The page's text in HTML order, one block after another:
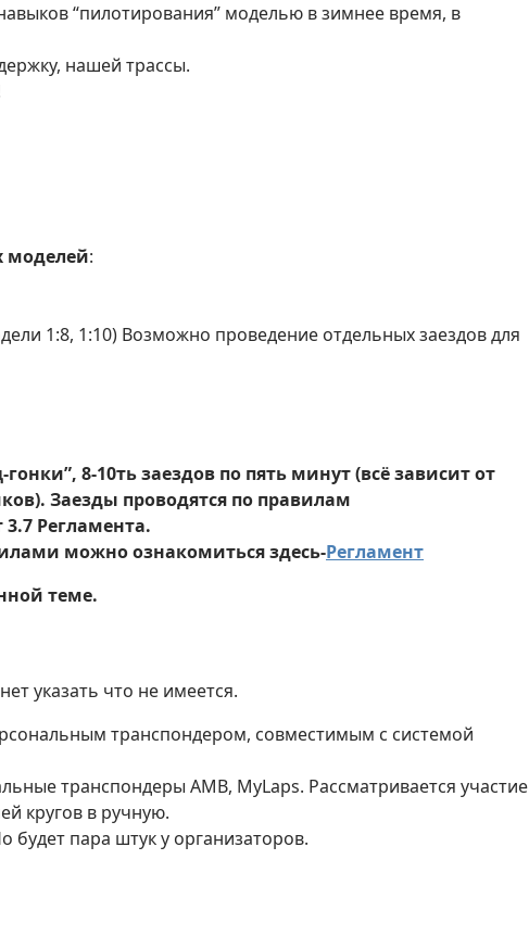
“пилотирования” моделью в зимнее время, в
нашей трассы.
моделей:
1:8, 1:10) Возможно проведение отдельных заездов для
8-10ть заездов по пять минут (всё зависит от
Заезды проводятся по правилам
Регламента.
можно ознакомиться здесь-Регламент
теме.
указать что не имеется.
транспондером, совместимым с системой
транспондеры AMB, MyLaps. Рассматривается участие
кругов в ручную.
будет пара штук у организаторов.